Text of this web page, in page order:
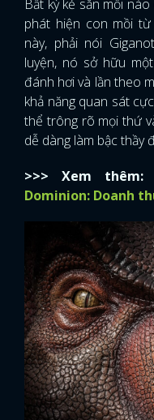
Bất kỳ kẻ săn mồi
phát hiện con mồi
này, phải nói
luyện, nó sở hữu
đánh hơi và lần theo
khả năng quan sát
thể trông rõ mọi thứ
dễ dàng làm bậc thầy
>>> Xem thêm:
Dominion: Doanh